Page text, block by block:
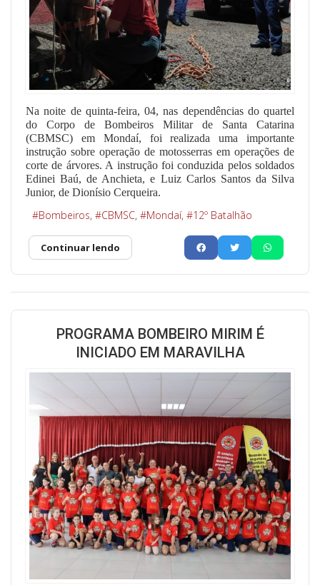
Na noite de quinta-feira, 04, nas dependências do quartel
do Corpo de Bombeiros Militar de Santa Catarina
(CBMSC) em Mondaí, foi realizada uma importante
instrução sobre operação de motosserras em operações de
corte de árvores. A instrução foi conduzida pelos soldados
Edinei Baú, de Anchieta, e Luiz Carlos Santos da Silva
Junior, de Dionísio Cerqueira.
Bombeiros CBMSC Mondaí 12º Batalhão
Continuar lendo
PROGRAMA BOMBEIRO MIRIM É
INICIADO EM MARAVILHA